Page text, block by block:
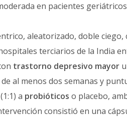
en pacientes
aleatorizado, doble ciego,
terciarios de la India
trastorno depresivo mayor
al menos dos semanas y
a probióticos o placebo,
consistió en una